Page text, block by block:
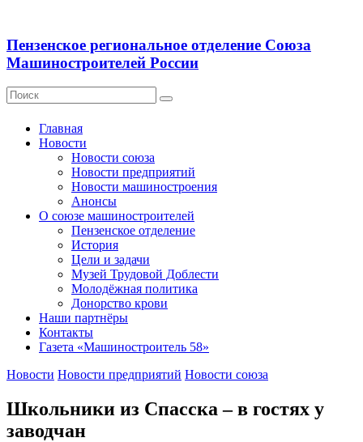
Пензенское региональное отделение Союза
Машиностроителей России
Главная
Новости
Новости союза
Новости предприятий
Новости машиностроения
Анонсы
О союзе машиностроителей
Пензенское отделение
История
Цели и задачи
Музей Трудовой Доблести
Молодёжная политика
Донорство крови
Наши партнёры
Контакты
Газета «Машиностроитель 58»
Новости Новости предприятий Новости союза
Школьники из Спасска – в гостях у
заводчан